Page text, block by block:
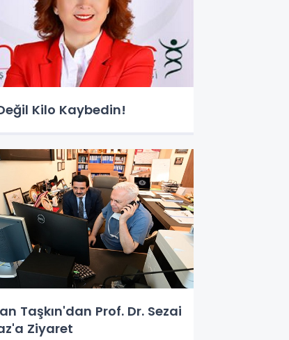
Kilo Kaybedin!
Taşkın'dan Prof. Dr. Sezai
Ziyaret